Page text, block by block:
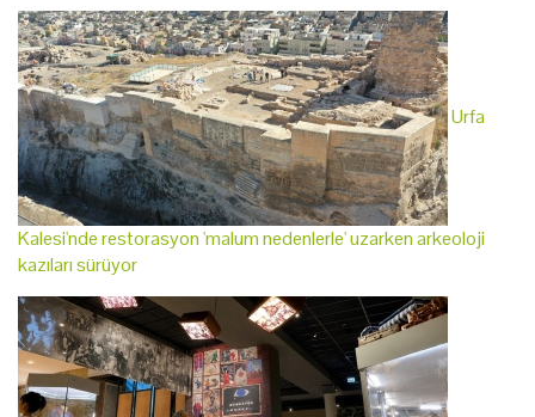
Urfa
Kalesi'nde restorasyon 'malum nedenlerle' uzarken arkeoloji
kazıları sürüyor